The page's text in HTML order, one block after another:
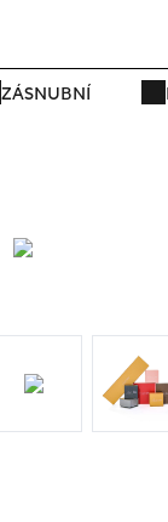
ZÁSNUBNÍ